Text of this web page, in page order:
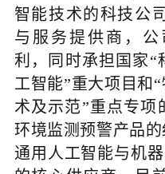
智能技术的科技公
与服务提供商，公
利，同时承担国家
工智能”重大项目和
术及示范”重点专项
环境监测预警产品
通用人工智能与机